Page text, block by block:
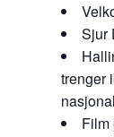
Sjur
trenger
Film